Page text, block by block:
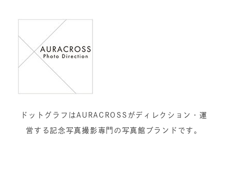
ドットグラフはAURACROSSがディレクション・運
営する記念写真撮影専門の写真館ブランドです。